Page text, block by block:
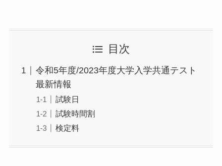
目次
令和5年度/2023年度大学入学共通テスト
最新情報
試験日
試験時間割
検定料